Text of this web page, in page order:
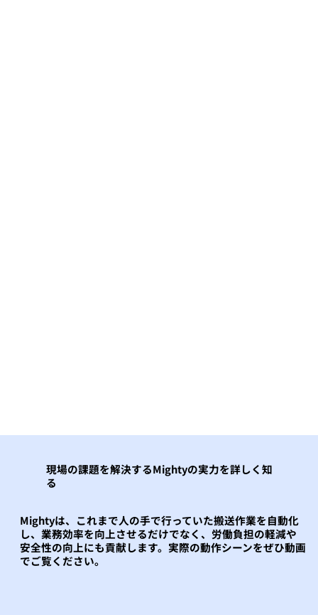
現場の課題を解決するMightyの実力を詳しく知
る
Mightyは、これまで人の手で行っていた搬送作業を自動化
し、業務効率を向上させるだけでなく、労働負担の軽減や
安全性の向上にも貢献します。実際の動作シーンをぜひ動画
でご覧ください。